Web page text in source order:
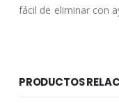
fácil de eliminar con
PRODUCTOS